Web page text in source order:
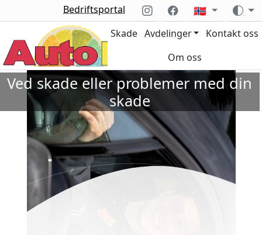
Bedriftsportal 🇳🇴
Skade Avdelinger
Kontakt oss
Om oss
Ved skade eller problemer med din
skade